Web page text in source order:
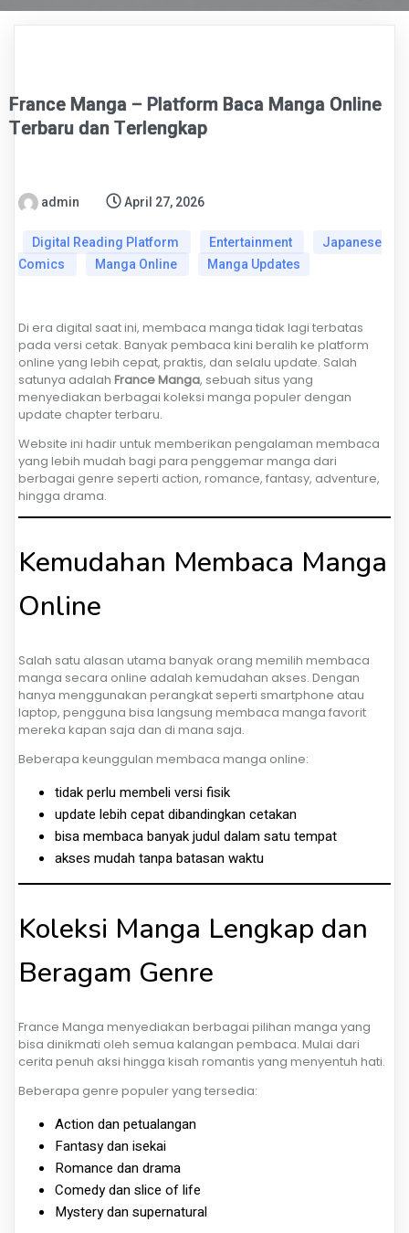
France Manga – Platform Baca Manga Online
Terbaru dan Terlengkap
admin April 27, 2026
Digital Reading Platform Entertainment
Japanese
Comics
Manga Online Manga Updates
Di era digital saat ini, membaca manga tidak lagi terbatas
pada versi cetak. Banyak pembaca kini beralih ke platform
online yang lebih cepat, praktis, dan selalu update. Salah
satunya adalah France Manga, sebuah situs yang
menyediakan berbagai koleksi manga populer dengan
update chapter terbaru.
Website ini hadir untuk memberikan pengalaman membaca
yang lebih mudah bagi para penggemar manga dari
berbagai genre seperti action, romance, fantasy, adventure,
hingga drama.
Kemudahan Membaca Manga
Online
Salah satu alasan utama banyak orang memilih membaca
manga secara online adalah kemudahan akses. Dengan
hanya menggunakan perangkat seperti smartphone atau
laptop, pengguna bisa langsung membaca manga favorit
mereka kapan saja dan di mana saja.
Beberapa keunggulan membaca manga online:
tidak perlu membeli versi fisik
update lebih cepat dibandingkan cetakan
bisa membaca banyak judul dalam satu tempat
akses mudah tanpa batasan waktu
Koleksi Manga Lengkap dan
Beragam Genre
France Manga menyediakan berbagai pilihan manga yang
bisa dinikmati oleh semua kalangan pembaca. Mulai dari
cerita penuh aksi hingga kisah romantis yang menyentuh hati.
Beberapa genre populer yang tersedia:
Action dan petualangan
Fantasy dan isekai
Romance dan drama
Comedy dan slice of life
Mystery dan supernatural